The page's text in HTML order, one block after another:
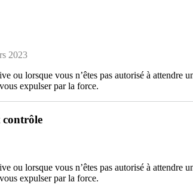
2023
ou lorsque vous n’êtes pas autorisé à
expulser par la force.
contrôle
ou lorsque vous n’êtes pas autorisé à
expulser par la force.